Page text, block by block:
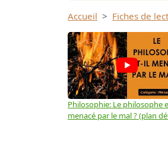
Accueil Fiches de
Philosophie: Le philosophe
menacé par le mal ? (plan